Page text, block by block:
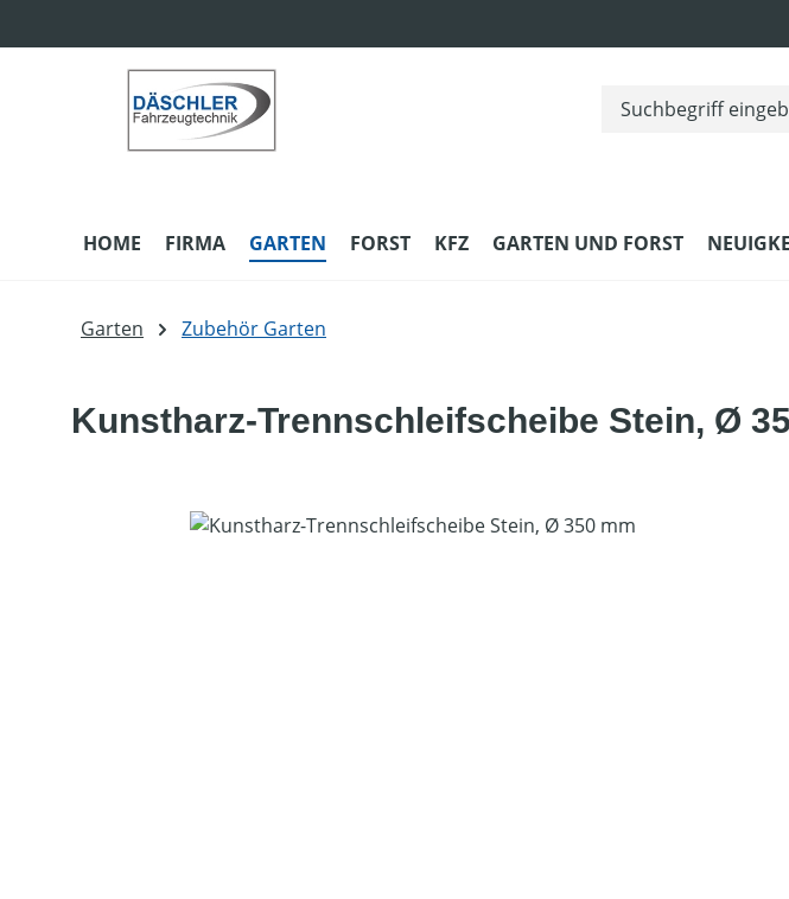
HOME FIRMA GARTEN FORST KFZ GARTEN UND FORST
Garten Zubehör Garten
Kunstharz-Trennschleifscheibe Stein, Ø
Bildergalerie überspringen